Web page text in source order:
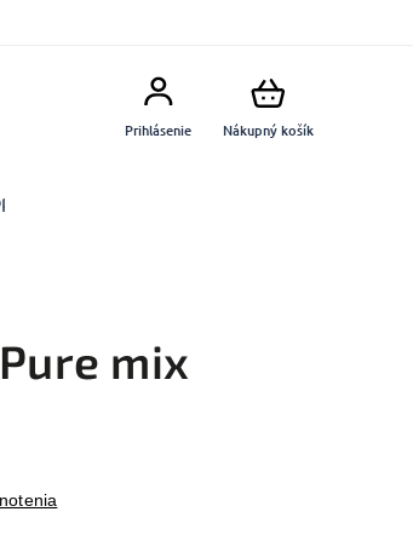
Nákupný košík
Prihlásenie
produkty
mix